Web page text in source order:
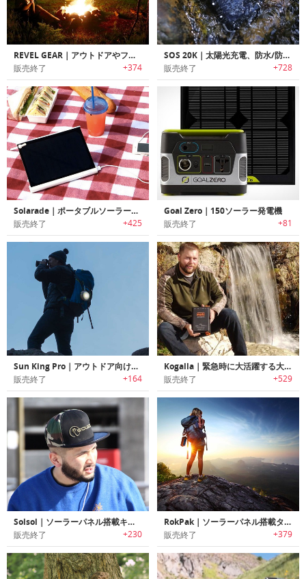
REVEL GEAR｜アウトドアやフェスに最適なポータブルLEDロープライト「レベルギア」
販売終了 +374
SOS 20K｜太陽光充電、防水/防塵、SOSシグナル機能を備えた頑丈な大容量ポータブルバッテリー
販売終了 +728
Solarade｜ポータブルソーラー充電器
販売終了 +425
Goal Zero｜150ソーラー発電機
販売終了 +81
Sun King Pro｜アウトドア向けソーラー充電式ライト「サンキング・プロ」
販売終了 +164
Kogalla｜緊急時に大活躍する大容量ポータブル太陽光発電パワーバンク「コガーラ」
販売終了 +529
Solsol｜ソーラーパネル搭載キャップ「ソルソル」
販売終了 +230
RokPak｜ソーラーパネル搭載タフバッテリーケース「ロックパック」
販売終了 +379